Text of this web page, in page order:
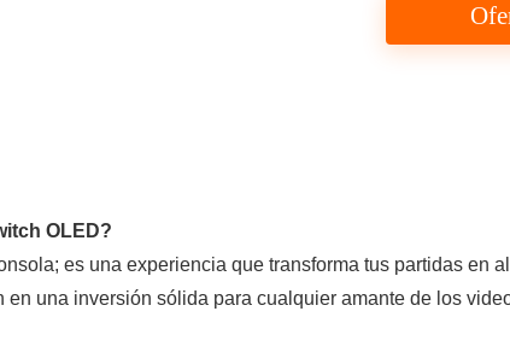
OLED?
es una experiencia que transforma tus partidas en
en una inversión sólida para cualquier amante de los